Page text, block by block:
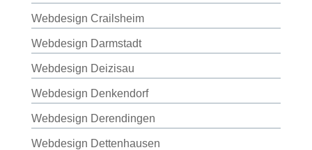
Webdesign Crailsheim
Webdesign Darmstadt
Webdesign Deizisau
Webdesign Denkendorf
Webdesign Derendingen
Webdesign Dettenhausen